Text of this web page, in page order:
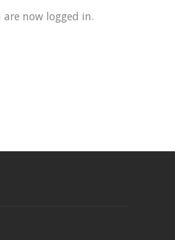
are now logged in.